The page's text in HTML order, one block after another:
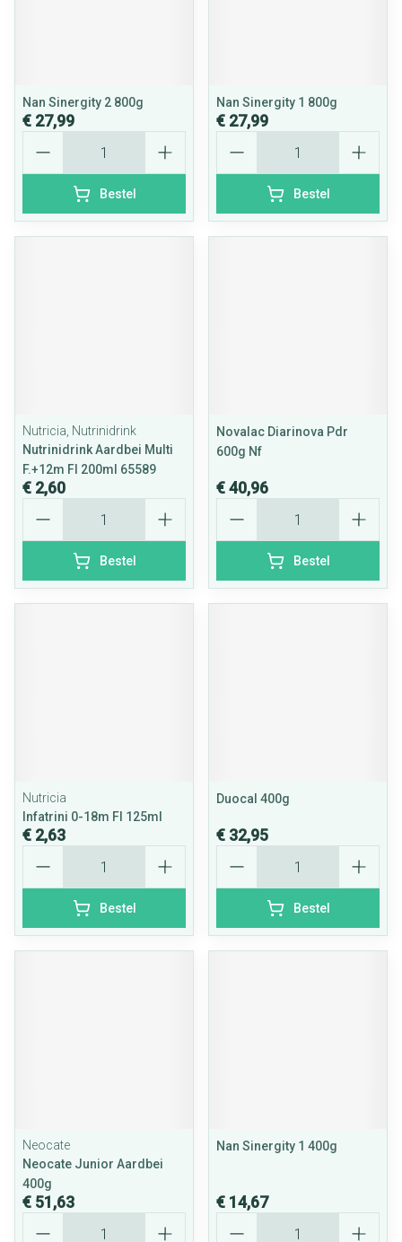
Nan Sinergity 2 800g
€ 27,99
Bestel
Nan Sinergity 1 800g
€ 27,99
Bestel
Nutricia, Nutrinidrink
Nutrinidrink Aardbei Multi
F.+12m Fl 200ml 65589
€ 2,60
Bestel
Novalac Diarinova Pdr
600g Nf
€ 40,96
Bestel
Nutricia
Infatrini 0-18m Fl 125ml
€ 2,63
Bestel
Duocal 400g
€ 32,95
Bestel
Neocate
Neocate Junior Aardbei
400g
€ 51,63
Nan Sinergity 1 400g
€ 14,67